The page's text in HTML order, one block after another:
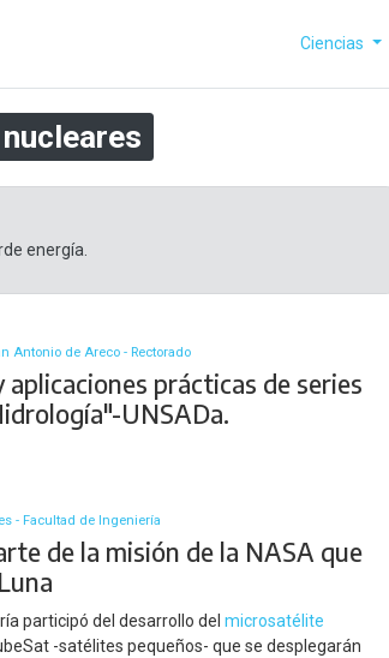
Ciencias
energía.
Antonio de Areco - Rectorado
aplicaciones prácticas de series
UNSADa.
- Facultad de Ingeniería
de la misión de la NASA que
participó del desarrollo delmicrosatélite
-satélites pequeños- que se desplegarán